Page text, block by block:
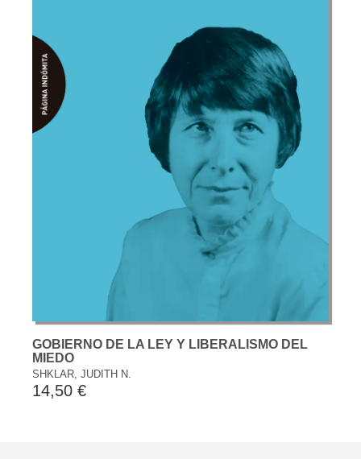
GOBIERNO DE LA LEY Y LIBERALISMO DEL
MIEDO
SHKLAR, JUDITH N.
14,50 €